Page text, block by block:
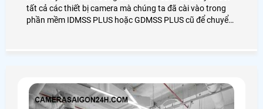
tất cả các thiết bị camera mà chúng ta đã cài vào trong
phần mềm IDMSS PLUS hoặc GDMSS PLUS cũ để chuyển